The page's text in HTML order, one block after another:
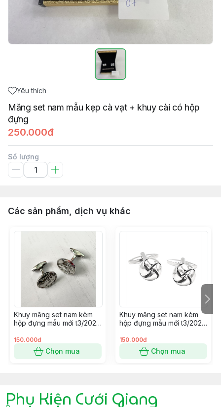
Yêu thích
Măng set nam mẫu kẹp cà vạt + khuy cài có hộp
đựng
250.000đ
Số lượng
Các sản phẩm, dịch vụ khác
Khuy măng set nam kèm
hộp đựng mẫu mới t3/2024
150.000đ
Chọn mua
Khuy măng set nam kèm
hộp đựng mẫu mới t3/2024
150.000đ
Chọn mua
Phụ Kiện Cưới Giang